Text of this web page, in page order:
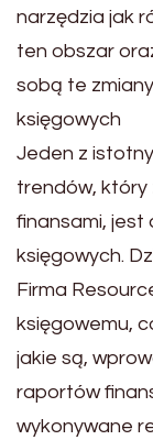
narzędzia jak
ten obszar
sobą te
księgowych
Jeden z
trendów, który
finansami,
księgowych.
Firma
księgowemu,
jakie są,
raportów
wykonywane